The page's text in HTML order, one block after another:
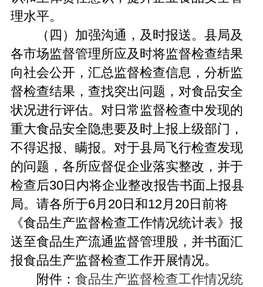
理水平。
（四）加强沟通，及时报送。县局及
各市场监督管理所应及时将监督检查结果
向社会公开，汇总监督检查信息，分析监
督检查结果，查找突出问题，对食品安全
状况进行评估。对日常监督检查中发现的
重大食品安全隐患要及时上报上级部门，
不得迟报、瞒报。对于县局飞行检查发现
的问题，各所应督促企业落实整改，并于
检查后30日内将企业整改报告书面上报县
局。请各所于6月20日和12月20日前将
《食品生产监督检查工作情况统计表》报
送至食品生产流通监督管理股，并书面汇
报食品生产监督检查工作开展情况。
附件： 食品生产监督检查工作情况统